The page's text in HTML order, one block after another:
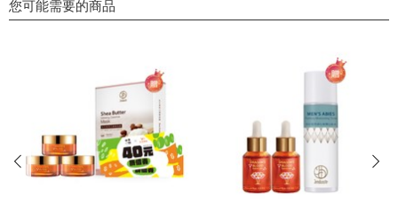
您可能需要的商品